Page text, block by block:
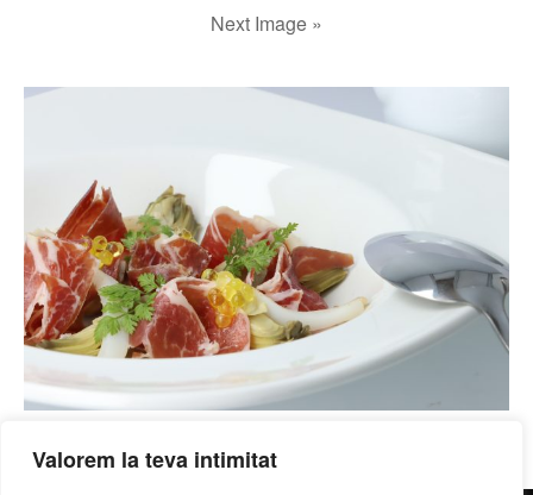
Valorem la teva intimitat
Next Image »